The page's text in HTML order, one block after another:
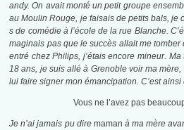
andy. On avait monté un petit groupe
au Moulin Rouge, je faisais de petits bals, je
s de comédie à l’école de la rue Blanche.
maginais pas que le succès allait me
entré chez Philips, j’étais encore mineur.
18 ans, je suis allé à Grenoble voir ma
lui faire signer mon émancipation. C’est ainsi
Vous ne l’avez pas
Je n’ai jamais pu dire maman à ma mère